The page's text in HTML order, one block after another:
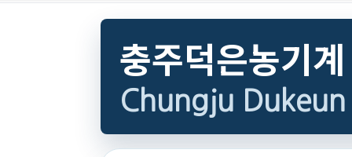
충주덕은농기계
Chungju Dukeun